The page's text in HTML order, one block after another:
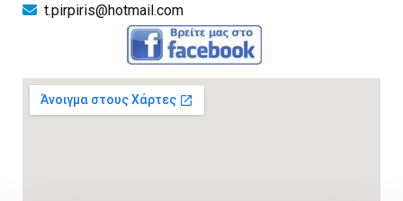
 t.pirpiris@hotmail.com